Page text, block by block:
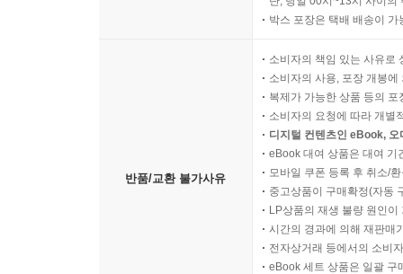
박스 포장은 택배 배송이
반품/교환 불가사유
소비자의 책임 있는 사유로
소비자의 사용, 포장 개봉
복제가 가능한 상품 등의
소비자의 요청에 따라 개별
디지털 컨텐츠인 eBook,
eBook 대여 상품은 대여 기
모바일 쿠폰 등록 후 취소/
중고상품이 구매확정(자동
LP상품의 재생 불량 원인
시간의 경과에 의해 재판매
전자상거래 등에서의 소비
eBook 세트 상품은 일괄 구